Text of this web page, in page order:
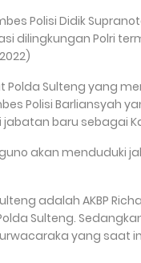
Polisi Didik
dilingkungan Polri
Polda Sulteng yang
Polisi Barliansyah
baru sebagai
akan menduduki
adalah AKBP
Sulteng.
yang saat